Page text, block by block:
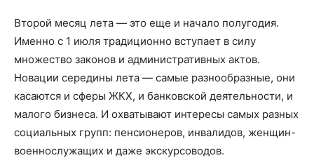
Второй месяц лета — это еще и начало полугодия.
Именно с 1 июля традиционно вступает в силу
множество законов и административных актов.
Новации середины лета — самые разнообразные, они
касаются и сферы ЖКХ, и банковской деятельности, и
малого бизнеса. И охватывают интересы самых разных
социальных групп: пенсионеров, инвалидов, женщин-
военнослужащих и даже экскурсоводов.